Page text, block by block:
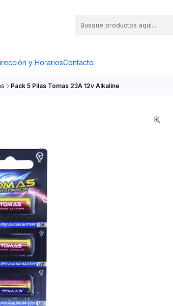
y HorariosContacto
Pack 5 Pilas Tomas 23A 12v Alkaline